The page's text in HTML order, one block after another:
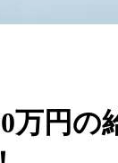
万円